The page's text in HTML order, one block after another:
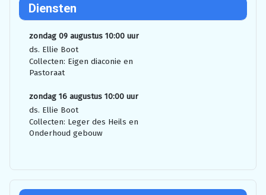
Diensten
zondag 09 augustus 10:00 uur
ds. Ellie Boot
Collecten: Eigen diaconie en
Pastoraat
zondag 16 augustus 10:00 uur
ds. Ellie Boot
Collecten: Leger des Heils en
Onderhoud gebouw